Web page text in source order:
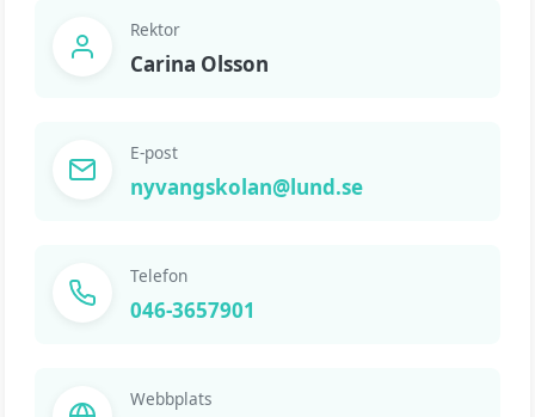
Rektor
Carina Olsson
E-post
nyvangskolan@lund.se
Telefon
046-3657901
Webbplats